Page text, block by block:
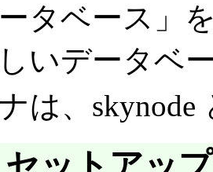
ータベース」
しいデータベ
は、skynode